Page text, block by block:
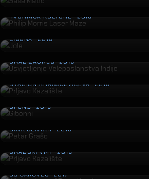
Philip Morris Laser Maze
TVORNICA KULTURE · 2018
Jole
CIBONA · 2018
Osvjetljenje
GRAD ZAGREB · 2018
Prljavo Kazalište
STADION KRANJČEVIĆEVA · 2018
Gibonni
SPENS · 2018
Petar Grašo
SAVA CENTAR · 2018
Prljavo Kazalište
GRADSKI VRT · 2018
Winterstory of Forestland
GŠ ČAKOVEC · 2017